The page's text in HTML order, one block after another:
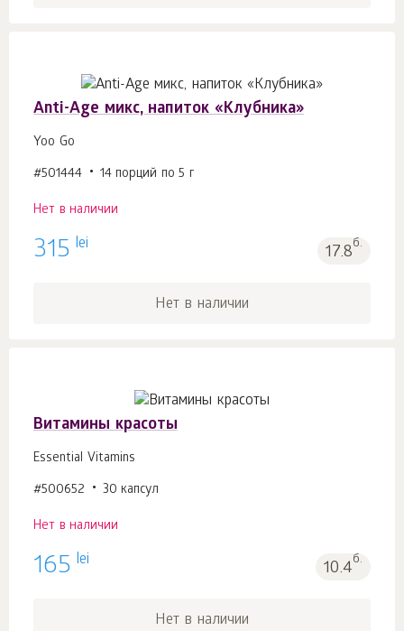
Anti-Age микс, напиток «Клубника»
Yoo Gо
#501444 14 порций по 5 г
Нет в наличии
315 lei 17.8б.
Нет в наличии
Витамины красоты
Essential Vitamins
#500652 30 капсул
Нет в наличии
165 lei 10.4б.
Нет в наличии